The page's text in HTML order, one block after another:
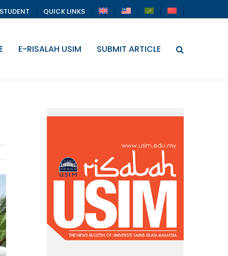
STUDENT QUICK LINKS
E-RISALAH USIM SUBMIT ARTICLE